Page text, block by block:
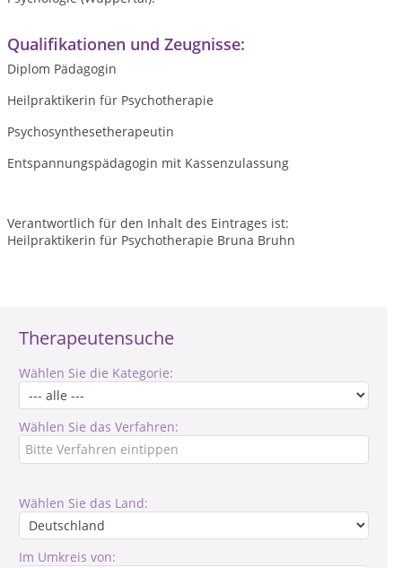
Therapeutensuche
Wählen Sie die Kategorie:
Wählen Sie das Verfahren:
Wählen Sie das Land:
Im Umkreis von:
Qualifikationen und Zeugnisse:
Diplom Pädagogin
Heilpraktikerin für Psychotherapie
Psychosynthesetherapeutin
Entspannungspädagogin mit Kassenzulassung
Verantwortlich für den Inhalt des Eintrages ist:
Heilpraktikerin für Psychotherapie Bruna Bruhn